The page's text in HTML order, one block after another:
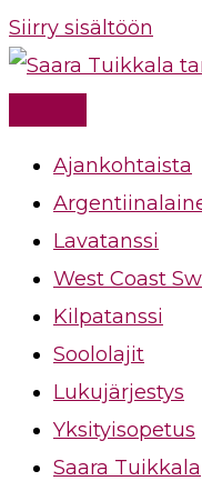
Siirry sisältöön
Ajankohtaista
Lavatanssi
West Coast
Kilpatanssi
Soololajit
Lukujärjestys
Yksityisopetus
Saara Tuikkala